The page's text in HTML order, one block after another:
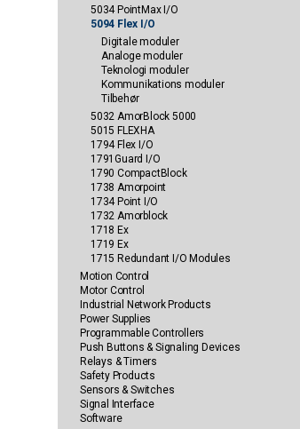
5034 PointMax I/O
5094 Flex I/O
Digitale moduler
Analoge moduler
Teknologi moduler
Kommunikations moduler
Tilbehør
5032 AmorBlock 5000
5015 FLEXHA
1794 Flex I/O
1791Guard I/O
1790 CompactBlock
1738 Amorpoint
1734 Point I/O
1732 Amorblock
1718 Ex
1719 Ex
1715 Redundant I/O Modules
Motion Control
Motor Control
Industrial Network Products
Power Supplies
Programmable Controllers
Push Buttons & Signaling Devices
Relays & Timers
Safety Products
Sensors & Switches
Signal Interface
Software